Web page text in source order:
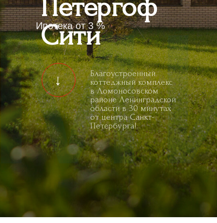
Петергоф
Сити
Благоустроенный
коттеджный комплекс
в Ломоносовском
районе Ленинградской
области в 30 минутах
от центра Санкт-
Петербурга!
↓
Ипотека от 3 %